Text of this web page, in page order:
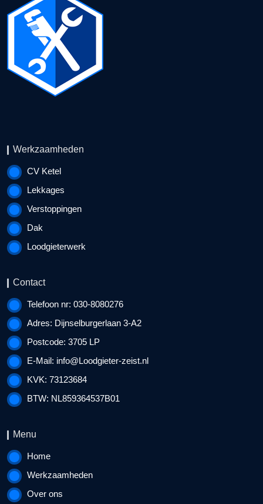
Werkzaamheden
CV Ketel
Lekkages
Verstoppingen
Dak
Loodgieterwerk
Contact
Telefoon nr: 030-8080276
Adres: Dijnselburgerlaan 3-A2
Postcode: 3705 LP
E-Mail: info@Loodgieter-zeist.nl
KVK: 73123684
BTW: NL859364537B01
Menu
Home
Werkzaamheden
Over ons